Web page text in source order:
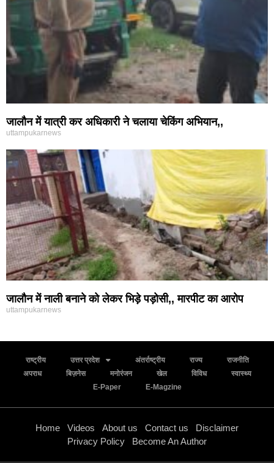
जालौन में यात्री कर अधिकारी ने चलाया चेकिंग अभियान,,
uttampukarnews
जालौन में नाली बनाने को लेकर भिड़े पड़ोसी,, मारपीट का आरोप
uttampukarnews
राष्ट्रीय उत्तर प्रदेश अंतर्राष्ट्रीय राज्य
राजनीति
अपराध
बिज़नेस मनोरंजन खेल विविध
स्वास्थ्य
E-Paper
E-Magzine
Home Videos About us Contact us
Disclaimer
Privacy Policy
Become An Author